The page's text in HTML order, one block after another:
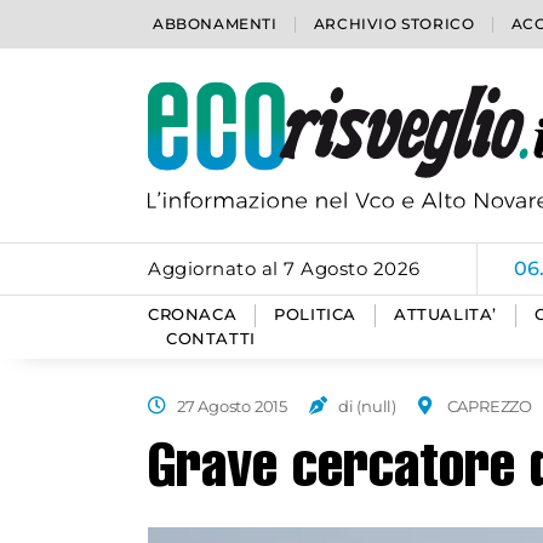
ABBONAMENTI ARCHIVIO STORICO
Aggiornato al 7 Agosto 2026
CRONACA POLITICA ATTUALITA’
CONTATTI
27 Agosto 2015 di (null) CAPREZZO
Grave cercatore